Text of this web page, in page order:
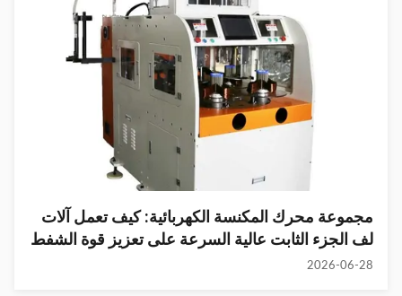
مجموعة محرك المكنسة الكهربائية: كيف تعمل آلات
لف الجزء الثابت عالية السرعة على تعزيز قوة الشفط
2026-06-28